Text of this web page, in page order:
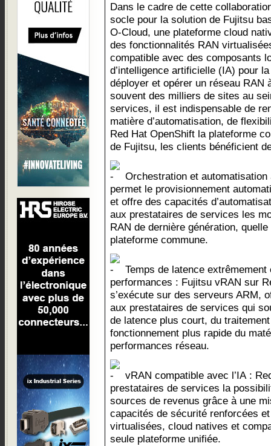
Dans le cadre de cette
socle pour la solution de Fujitsu
O-Cloud, une plateforme cloud
des fonctionnalités RAN
compatible avec des composants
d’intelligence artificielle (IA) pour
déployer et opérer un réseau RAN
souvent des milliers de sites au
services, il est indispensable de
matière d’automatisation, de
Red Hat OpenShift la plateforme
de Fujitsu, les clients bénéficient
Orchestration et
permet le provisionnement
et offre des capacités
aux prestataires de services les
RAN de dernière génération,
plateforme commune.
Temps de latence
performances : Fujitsu vRAN sur
s’exécute sur des serveurs ARM,
aux prestataires de services qui
de latence plus court, du
fonctionnement plus rapide du
performances réseau.
vRAN compatible avec l’IA :
prestataires de services la
sources de revenus grâce à une
capacités de sécurité renforcées
virtualisées, cloud natives et
seule plateforme unifiée.